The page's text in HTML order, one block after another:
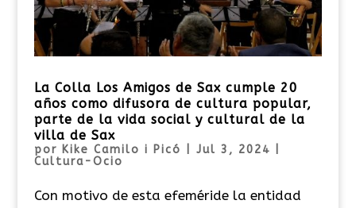
La Colla Los Amigos de Sax cumple 20
años como difusora de cultura popular,
parte de la vida social y cultural de la
villa de Sax
por Kike Camilo i Picó Jul 3, 2024
Cultura-Ocio
Con motivo de esta efeméride la entidad